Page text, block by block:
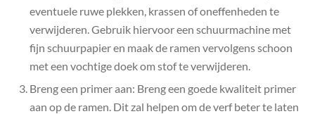
eventuele ruwe plekken, krassen of oneffenheden te
verwijderen. Gebruik hiervoor een schuurmachine met
fijn schuurpapier en maak de ramen vervolgens schoon
met een vochtige doek om stof te verwijderen.
Breng een primer aan: Breng een goede kwaliteit primer
aan op de ramen. Dit zal helpen om de verf beter te laten